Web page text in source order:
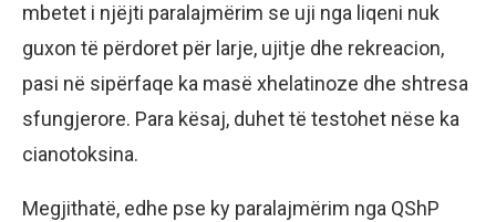
mbetet i njëjti paralajmërim se uji nga liqeni nuk
guxon të përdoret për larje, ujitje dhe rekreacion,
pasi në sipërfaqe ka masë xhelatinoze dhe shtresa
sfungjerore. Para kësaj, duhet të testohet nëse ka
cianotoksina.
Megjithatë, edhe pse ky paralajmërim nga QShP